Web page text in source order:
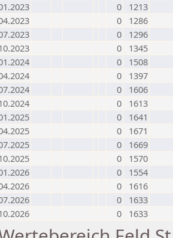
0
1213
0
1286
0
1296
0
1345
0
1508
0
1397
0
1606
0
1613
0
1641
0
1671
0
1669
0
1570
0
1554
0
1616
0
1633
0 1633